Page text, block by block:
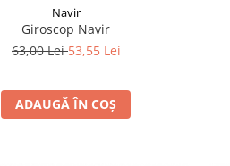
Navir
Giroscop Navir
63,00 Lei53,55 Lei
ADAUGĂ ÎN COȘ